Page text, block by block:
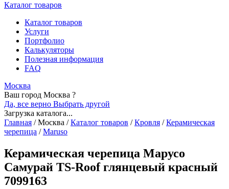
Каталог товаров
Каталог товаров
Услуги
Портфолио
Калькуляторы
Полезная информация
FAQ
Москва
Ваш город Москва ?
Да, все верно Выбрать другой
Загрузка каталога...
Главная /Москва / Каталог товаров / Кровля / Керамическая
черепица / Maruso
Керамическая черепица Марусо
Самурай TS-Roof глянцевый красный
7099163